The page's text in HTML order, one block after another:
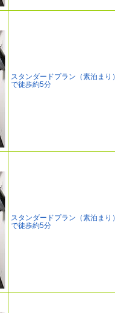
スタンダードプラン（素泊ま
で徒歩約5分
スタンダードプラン（素泊ま
で徒歩約5分